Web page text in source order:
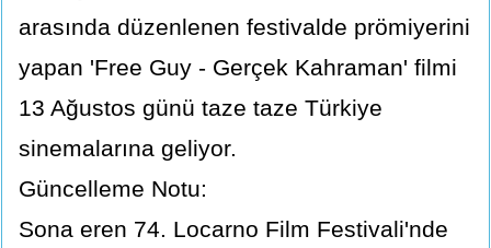
arasında düzenlenen festivalde prömiyerini
yapan 'Free Guy - Gerçek Kahraman' filmi
13 Ağustos günü taze taze Türkiye
sinemalarına geliyor.
Güncelleme Notu:
Sona eren 74. Locarno Film Festivali'nde